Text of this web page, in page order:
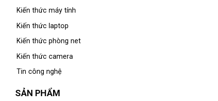
Kiến thức máy tính
Kiến thức laptop
Kiến thức phòng net
Kiến thức camera
Tin công nghệ
SẢN PHẨM